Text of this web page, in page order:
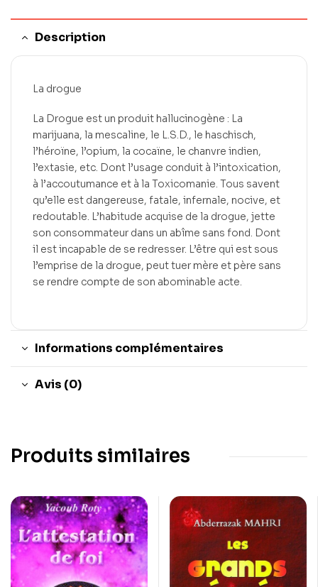
Description
La drogue
La Drogue est un produit hallucinogène : La
marijuana, la mescaline, le L.S.D., le haschisch,
l’héroïne, l’opium, la cocaïne, le chanvre indien,
l’extasie, etc. Dont l’usage conduit à l’intoxication,
à l’accoutumance et à la Toxicomanie. Tous savent
qu’elle est dangereuse, fatale, infernale, nocive, et
redoutable. L’habitude acquise de la drogue, jette
son consommateur dans un abîme sans fond. Dont
il est incapable de se redresser. L’être qui est sous
l’emprise de la drogue, peut tuer mère et père sans
se rendre compte de son abominable acte.
Informations complémentaires
Avis (0)
Produits similaires